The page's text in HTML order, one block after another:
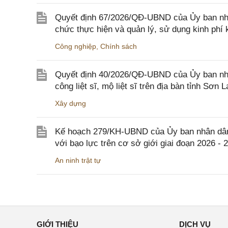
Quyết định 67/2026/QĐ-UBND của Ủy ban
chức thực hiện và quản lý, sử dụng kinh phí
Công nghiệp Chính sách
Quyết định 40/2026/QĐ-UBND của Ủy ban
công liệt sĩ, mộ liệt sĩ trên địa bàn tỉnh Sơn
Xây dựng
Kế hoạch 279/KH-UBND của Ủy ban nhân
với bạo lực trên cơ sở giới giai đoạn 2026 -
An ninh trật tự
GIỚI THIỆU DỊCH VỤ